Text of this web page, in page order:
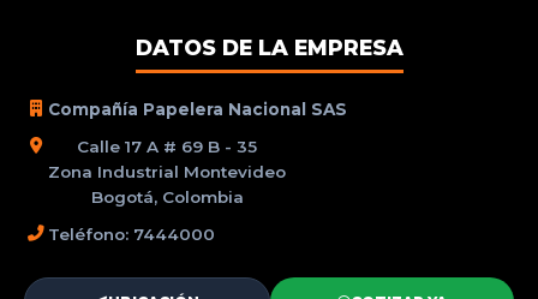
DATOS DE LA EMPRESA
Compañía Papelera Nacional SAS
Calle 17 A # 69 B - 35
Zona Industrial Montevideo
Bogotá, Colombia
Teléfono: 7444000